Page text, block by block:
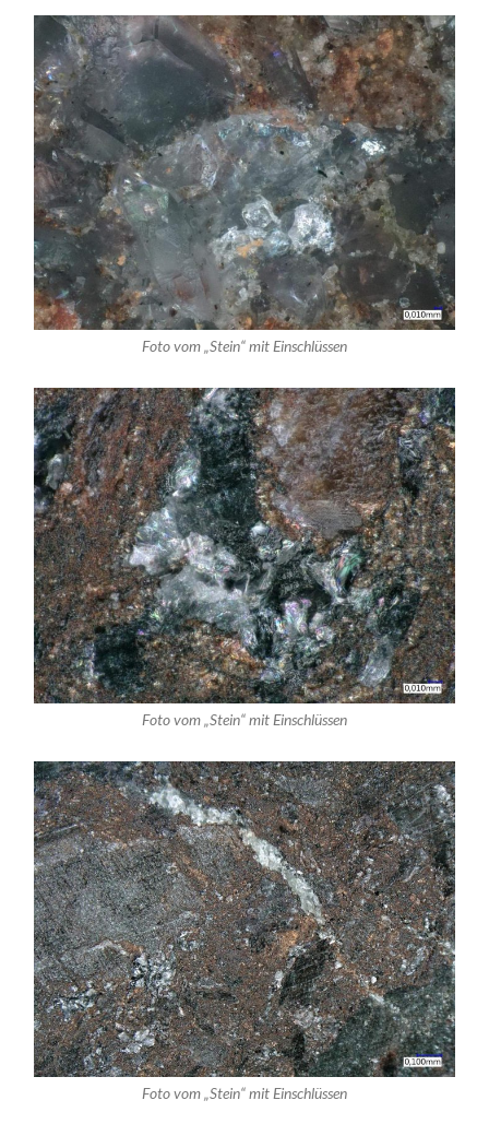
Foto vom „Stein“ mit Einschlüssen
Foto vom „Stein“ mit Einschlüssen
Foto vom „Stein“ mit Einschlüssen